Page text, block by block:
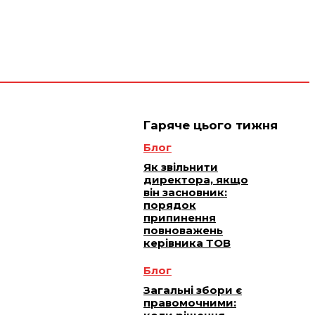
Гаряче цього тижня
Блог
Як звільнити
директора, якщо
він засновник:
порядок
припинення
повноважень
керівника ТОВ
Блог
Загальні збори є
правомочними: